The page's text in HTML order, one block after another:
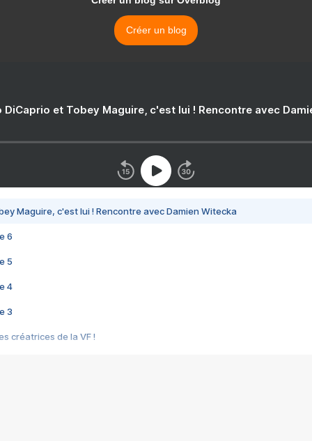
Créer un blog
DiCaprio et Tobey Maguire, c'est lui ! Rencontre avec
Maguire, c'est lui ! Rencontre avec Damien Witecka
6
5
4
3
créatrices de la VF !